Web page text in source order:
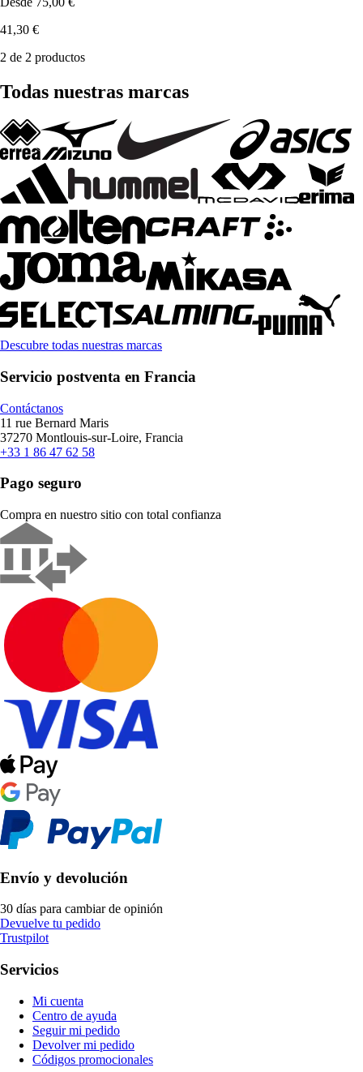
41,30 €
2 de 2 productos
Todas nuestras marcas
Descubre todas nuestras marcas
Servicio postventa en Francia
Contáctanos
11 rue Bernard Maris
37270 Montlouis-sur-Loire, Francia
+33 1 86 47 62 58
Pago seguro
Compra en nuestro sitio con total confianza
Envío y devolución
30 días para cambiar de opinión
Devuelve tu pedido
Trustpilot
Servicios
Mi cuenta
Centro de ayuda
Seguir mi pedido
Devolver mi pedido
Códigos promocionales